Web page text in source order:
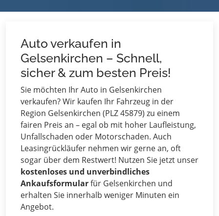
Auto verkaufen in
Gelsenkirchen – Schnell,
sicher & zum besten Preis!
Sie möchten Ihr Auto in Gelsenkirchen
verkaufen? Wir kaufen Ihr Fahrzeug in der
Region Gelsenkirchen (PLZ 45879) zu einem
fairen Preis an – egal ob mit hoher Laufleistung,
Unfallschaden oder Motorschaden. Auch
Leasingrückläufer nehmen wir gerne an, oft
sogar über dem Restwert! Nutzen Sie jetzt unser
kostenloses und unverbindliches
Ankaufsformularfür Gelsenkirchen und
erhalten Sie innerhalb weniger Minuten ein
Angebot.